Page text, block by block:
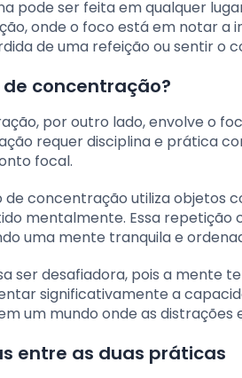
pode ser feita em qualquer
onde o foco está em notar a
de uma refeição ou sentir o
concentração?
por outro lado, envolve o
requer disciplina e prática
focal.
concentração utiliza objetos
mentalmente. Essa
uma mente tranquila e
ser desafiadora, pois a mente
significativamente a
um mundo onde as distrações
entre as duas práticas